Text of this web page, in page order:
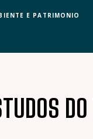
E PATRIMONIO